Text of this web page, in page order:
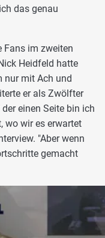
das genau
Fans im zweiten
Heidfeld hatte
nur mit Ach und
er als Zwölfter
einen Seite bin ich
wo wir es erwartet
"Aber wenn
gemacht